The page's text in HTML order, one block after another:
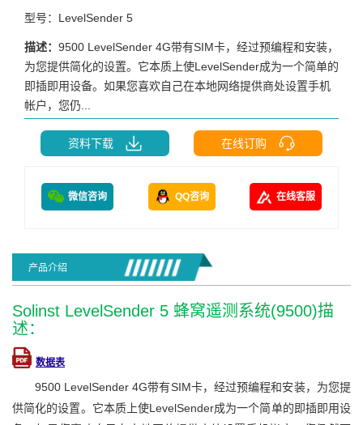
型号：LevelSender 5
描述： 9500 LevelSender 4G带有SIM卡，经过预编程和安装，
为您提供简化的设置。它本质上使LevelSender成为一个简单的
即插即用设备。如果您喜欢自己在本地网络提供商处设置手机
帐户，您仍...
资料下载 在线订购
微信咨询 QQ咨询 在线客服
产品介绍
Solinst LevelSender 5 蜂窝遥测系统(9500)描
述：
数据表
9500 LevelSender 4G带有SIM卡，经过预编程和安装，为您提
供简化的设置。它本质上使LevelSender成为一个简单的即插即用设